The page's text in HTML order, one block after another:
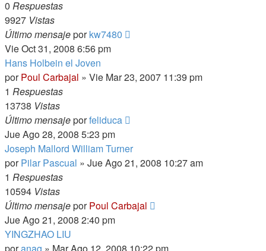
0 Respuestas
9927 Vistas
Último mensajeporkw7480
Vie Oct 31, 2008 6:56 pm
Hans Holbein el Joven
porPoul Carbajal » Vie Mar 23, 2007 11:39 pm
1 Respuestas
13738 Vistas
Último mensajeporfeliduca
Jue Ago 28, 2008 5:23 pm
Joseph Mallord William Turner
porPilar Pascual » Jue Ago 21, 2008 10:27 am
1 Respuestas
10594 Vistas
Último mensajeporPoul Carbajal
Jue Ago 21, 2008 2:40 pm
YINGZHAO LIU